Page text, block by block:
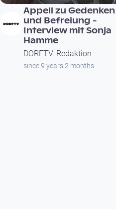
Appell zu Gedenken
und Befreiung -
Interview mit Sonja
Hamme
DORFTV. Redaktion
since 9 years 2 months